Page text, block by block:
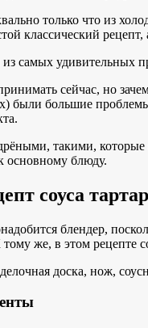
только что из
классический
самых удивительных
сейчас, но
были большие
такими,
основному блюду.
соуса тартар
блендер,
же, в этом рецепте
доска, нож,